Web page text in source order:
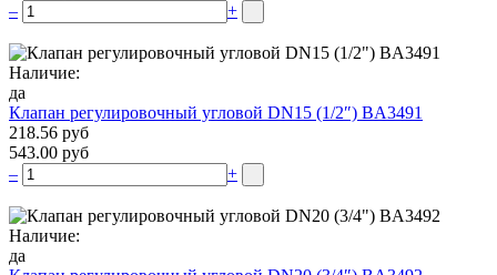
–
+
Наличие:
да
Клапан регулировочный угловой DN15 (1/2″) BA3491
218.56 руб
543.00 руб
–
+
Наличие:
да